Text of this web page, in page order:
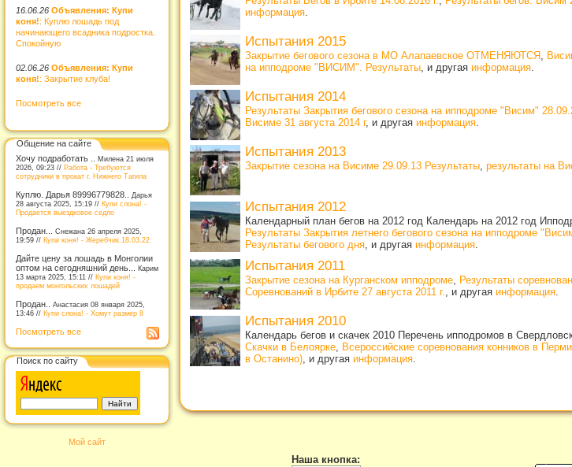
16.06.26 Объявления: Купи
коня!: Куплю лошадь под
начинающего всадника подростка.
Спокойную
02.06.26 Объявления: Купи
коня!: Закрытие клуба!
Посмотреть все
Общение на сайте
Хочу подработать .. Милена 21 июля
2026, 09:23 // Работа - Требуются
сотрудники в прокат г. Нижнего Тагила
Куплю. Дарья 89996779828..
Дарья
28 августа 2025, 15:19 // Купи слона! -
Продается выездковое седло
Продан... Снежана 26 апреля 2025,
19:59 // Купи коня! - Жеребчик.18.03.22
Дайте цену за лошадь в Монголии
оптом на сегодняшний день... Карим
13 марта 2025, 15:11 // Купи коня! -
продаем монгольских лошадей
Продан.. Анастасия 08 января 2025,
13:46 // Купи слона! - Хомут размер 8
Посмотреть все
Поиск по сайту
Мой сайт
информация.
Испытания 2015
Закрытие бегового сезона в МО Алапаевское ОТМЕНЯЮТСЯ,
на ипподроме "ВИСИМ". Результаты, и другая информация.
Испытания 2014
Результаты Закрытия бегового сезона на ипподроме "Висим"
Висиме 31 августа 2014 г, и другая информация.
Испытания 2013
Закрытие сезона на Висиме 29.09.13 Результаты, результаты на
Испытания 2012
Календарный план бегов на 2012 год Календарь на 2012 год
Результаты Закрытия летнего бегового сезона на ипподроме
Результаты бегового дня, и другая информация.
Испытания 2011
Закрытие сезона на Курганском ипподроме, Результаты
Соревнований в Ирбите 27 августа 2011 г., и другая информация.
Испытания 2010
Календарь бегов и скачек 2010 Перечень ипподромов в
Скачки в Белоярке, Всероссийские соревнования конников в Перми
в Останино), и другая информация.
Наша кнопка: